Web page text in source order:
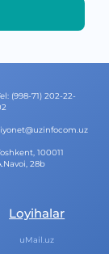
: (998-71) 202-22-
100011
28b
Loyihalar
uMail.uz